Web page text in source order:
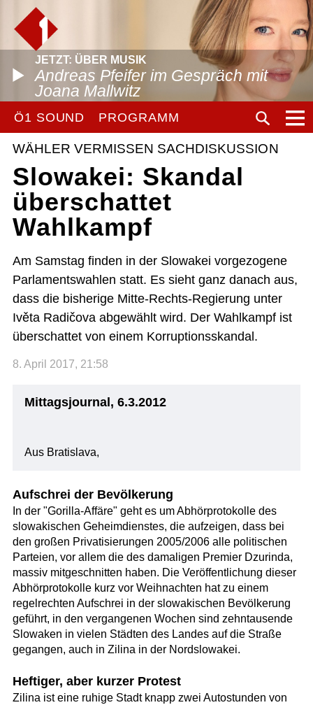
JETZT: ÜBER MUSIK
Andreas Pfeifer im Gespräch mit
Joana Mallwitz
Ö1 SOUND PROGRAMM
WÄHLER VERMISSEN SACHDISKUSSION
Slowakei: Skandal
überschattet
Wahlkampf
Am Samstag finden in der Slowakei vorgezogene
Parlamentswahlen statt. Es sieht ganz danach aus,
dass die bisherige Mitte-Rechts-Regierung unter
Ivěta Radičova abgewählt wird. Der Wahlkampf ist
überschattet von einem Korruptionsskandal.
8. April 2017, 21:58
Mittagsjournal, 6.3.2012
Aus Bratislava,
Aufschrei der Bevölkerung
In der "Gorilla-Affäre" geht es um Abhörprotokolle des
slowakischen Geheimdienstes, die aufzeigen, dass bei
den großen Privatisierungen 2005/2006 alle politischen
Parteien, vor allem die des damaligen Premier Dzurinda,
massiv mitgeschnitten haben. Die Veröffentlichung dieser
Abhörprotokolle kurz vor Weihnachten hat zu einem
regelrechten Aufschrei in der slowakischen Bevölkerung
geführt, in den vergangenen Wochen sind zehntausende
Slowaken in vielen Städten des Landes auf die Straße
gegangen, auch in Zilina in der Nordslowakei.
Heftiger, aber kurzer Protest
Zilina ist eine ruhige Stadt knapp zwei Autostunden von